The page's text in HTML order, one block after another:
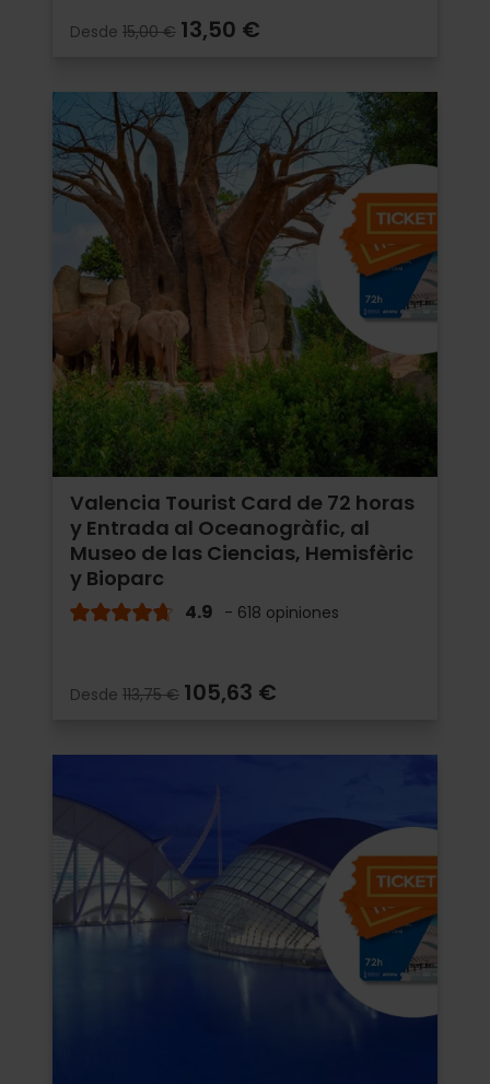
Desde 15,00 € 13,50 €
Valencia Tourist Card de 72 horas
y Entrada al Oceanogràfic, al
Museo de las Ciencias, Hemisfèric
y Bioparc
4.9 - 618 opiniones
Desde 113,75 € 105,63 €